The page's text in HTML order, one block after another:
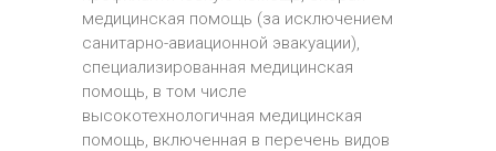
медицинская помощь (за исключением
санитарно-авиационной эвакуации),
специализированная медицинская
помощь, в том числе
высокотехнологичная медицинская
помощь, включенная в перечень видов